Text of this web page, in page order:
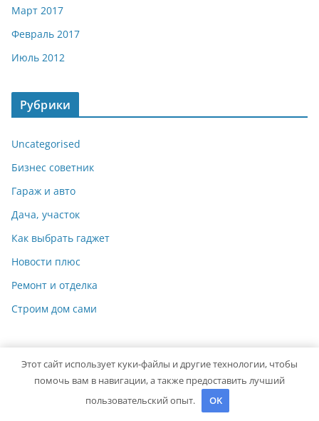
Март 2017
Февраль 2017
Июль 2012
Рубрики
Uncategorised
Бизнес советник
Гараж и авто
Дача, участок
Как выбрать гаджет
Новости плюс
Ремонт и отделка
Строим дом сами
Copyright © 2026Мастер на Все Руки. Powered by
Этот сайт использует куки-файлы и другие технологии, чтобы
помочь вам в навигации, а также предоставить лучший
пользовательский опыт.
OK